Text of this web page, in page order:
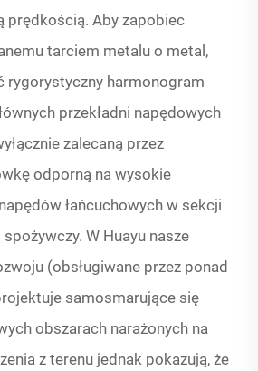
prędkością. Aby zapobiec
tarciem metalu o metal,
rygorystyczny harmonogram
przekładni napędowych
zalecaną przez
odporną na wysokie
łańcuchowych w sekcji
W Huayu nasze
(obsługiwane przez ponad
samosmarujące się
obszarach narażonych na
z terenu jednak pokazują, że